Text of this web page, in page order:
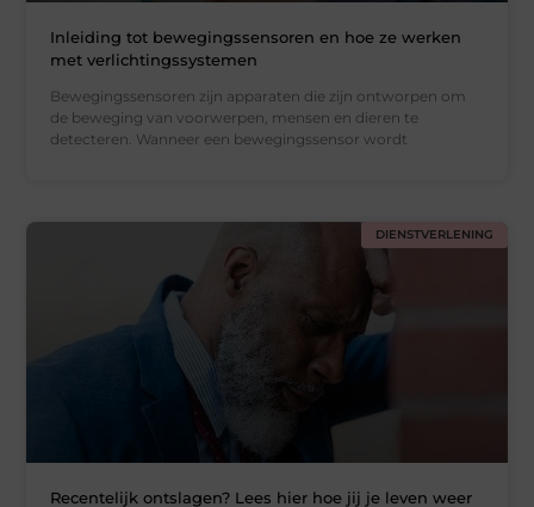
Inleiding tot bewegingssensoren en hoe ze werken
met verlichtingssystemen
Bewegingssensoren zijn apparaten die zijn ontworpen om
de beweging van voorwerpen, mensen en dieren te
detecteren. Wanneer een bewegingssensor wordt
DIENSTVERLENING
Recentelijk ontslagen? Lees hier hoe jij je leven weer